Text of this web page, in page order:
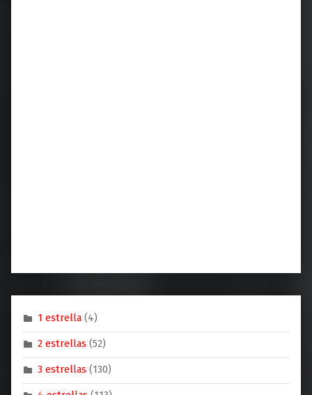
1 estrella (4)
2 estrellas (52)
3 estrellas (130)